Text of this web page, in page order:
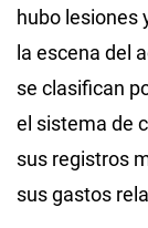
hubo lesiones
la escena del
se clasifican
el sistema de
sus registros
sus gastos